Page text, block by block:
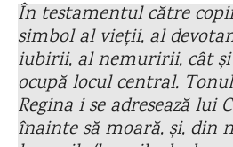
În testamentul către
simbol al vieții, al
iubirii, al nemuririi, cât
ocupă locul central.
Regina i se adresează lui
înainte să moară, și, din